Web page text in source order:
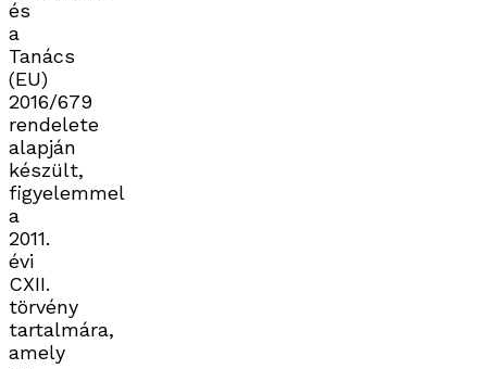
és
a
Tanács
(EU)
2016/679
rendelete
alapján
készült,
figyelemmel
a
2011.
évi
CXII.
törvény
tartalmára,
amely